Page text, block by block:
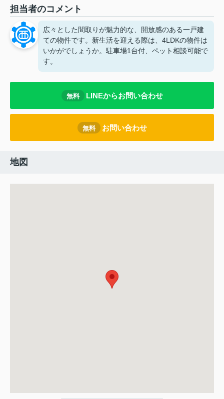
担当者のコメント
広々とした間取りが魅力的な、開放感のある一戸建
ての物件です。新生活を迎える際は、4LDKの物件は
いかがでしょうか。駐車場1台付、ペット相談可能で
す。
無料 LINEからお問い合わせ
無料 お問い合わせ
地図